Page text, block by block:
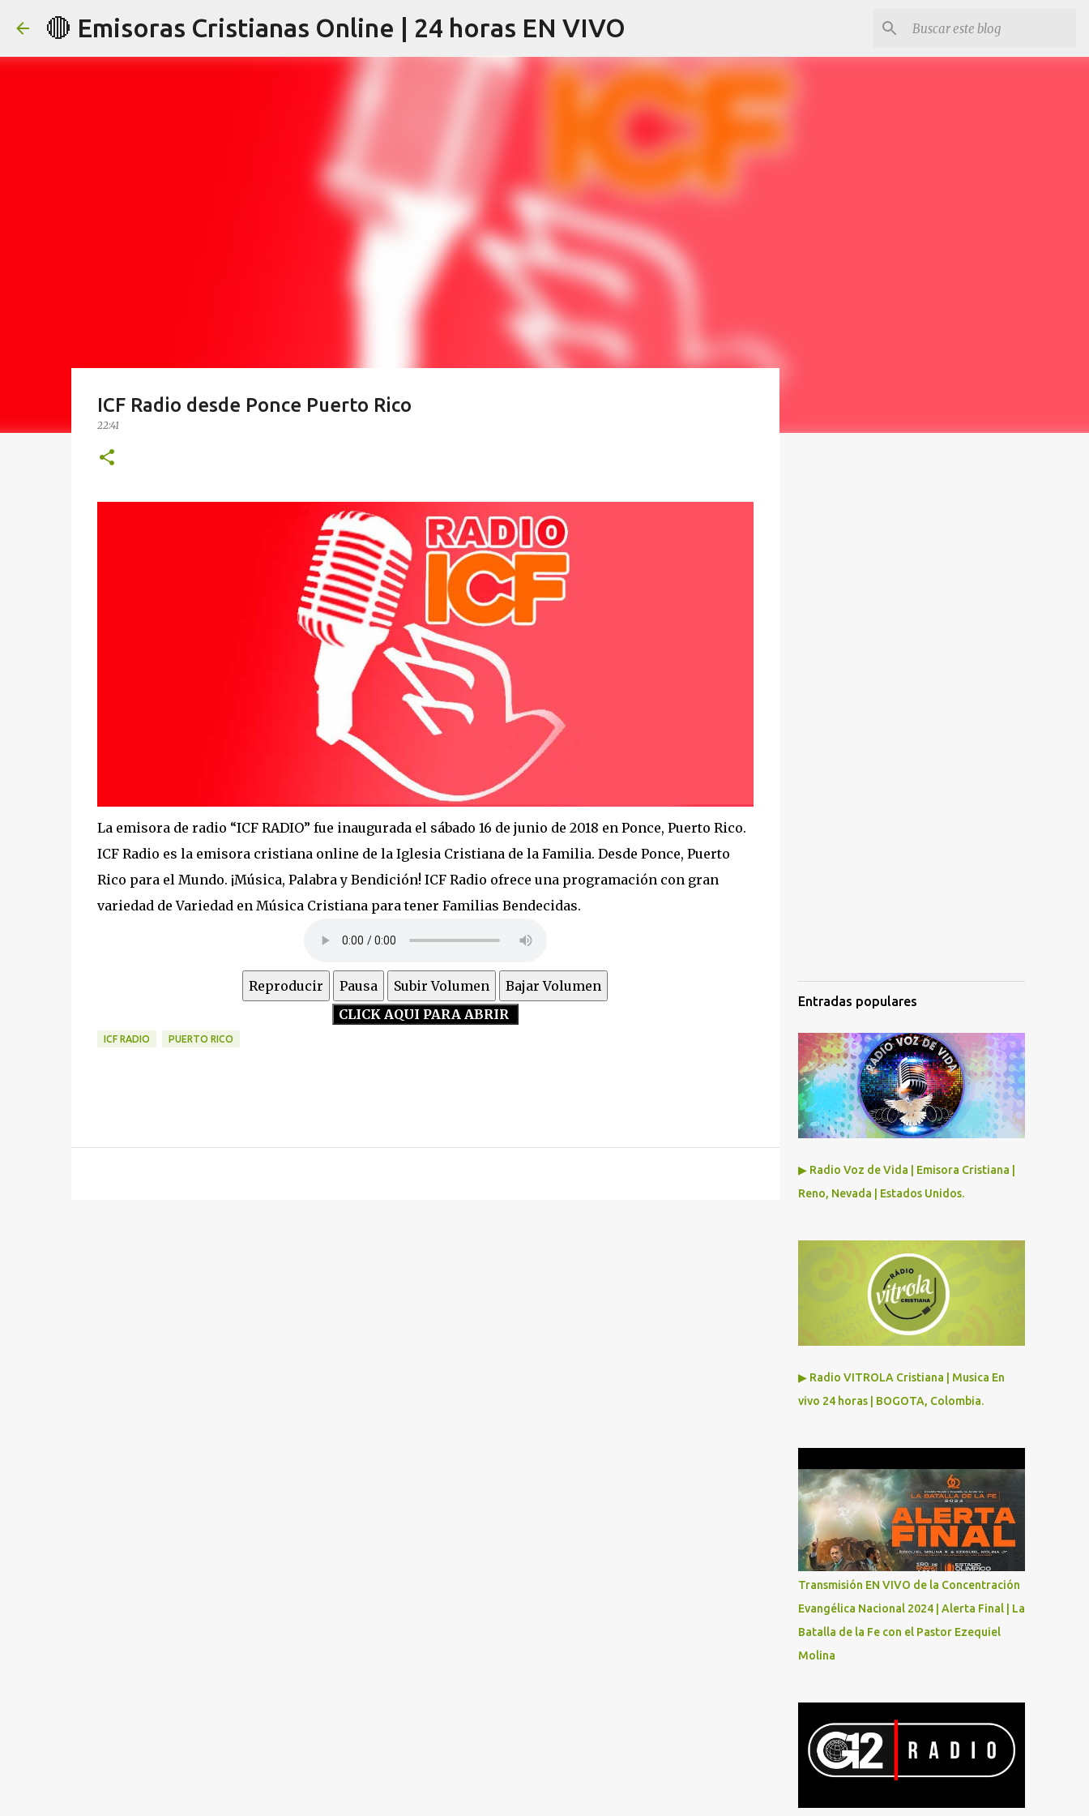
Ir al contenido principal
🔴 Emisoras Cristianas Online | 24 horas EN VIVO
ICF Radio desde Ponce Puerto Rico
22:41
La emisora de radio “ICF RADIO” fue inaugurada el sábado 16 de junio de 2018 en Ponce, Puerto Rico.
ICF Radio es la emisora cristiana online de la Iglesia Cristiana de la Familia. Desde Ponce, Puerto
Rico para el Mundo. ¡Música, Palabra y Bendición! ICF Radio ofrece una programación con gran
variedad de Variedad en Música Cristiana para tener Familias Bendecidas.
Reproducir Pausa Subir Volumen Bajar Volumen
ICF RADIO PUERTO RICO
Entradas populares
▶ Radio Voz de Vida | Emisora Cristiana |
Reno, Nevada | Estados Unidos.
▶ Radio VITROLA Cristiana | Musica En
vivo 24 horas | BOGOTA, Colombia.
Transmisión EN VIVO de la Concentración
Evangélica Nacional 2024 | Alerta Final | La
Batalla de la Fe con el Pastor Ezequiel
Molina